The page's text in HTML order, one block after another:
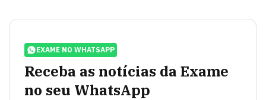
EXAME NO WHATSAPP
Receba as notícias da Exame
no seu WhatsApp